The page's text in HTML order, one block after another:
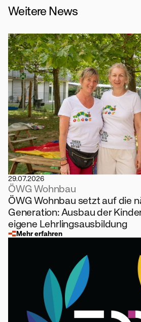
Weitere News
29.07.2026
ÖWG Wohnbau
ÖWG Wohnbau setzt auf die
Generation: Ausbau der
eigene Lehrlingsausbildung
Mehr erfahren